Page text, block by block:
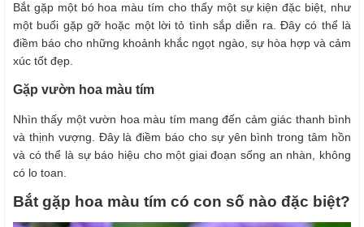
Bắt gặp một bó hoa màu tím cho thấy một sự kiện đặc biệt, như
một buổi gặp gỡ hoặc một lời tỏ tình sắp diễn ra. Đây có thể là
điềm báo cho những khoảnh khắc ngọt ngào, sự hòa hợp và cảm
xúc tốt đẹp.
Gặp vườn hoa màu tím
Nhìn thấy một vườn hoa màu tím mang đến cảm giác thanh bình
và thịnh vượng. Đây là điềm báo cho sự yên bình trong tâm hồn
và có thể là sự báo hiệu cho một giai đoạn sống an nhàn, không
có lo toan.
Bắt gặp hoa màu tím có con số nào đặc biệt?